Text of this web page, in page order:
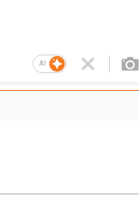
AI